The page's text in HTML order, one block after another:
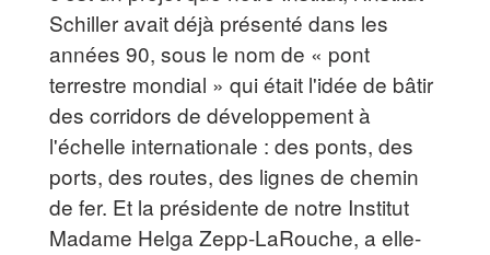
Schiller avait déjà présenté dans les
années 90, sous le nom de « pont
terrestre mondial » qui était l'idée de bâtir
des corridors de développement à
l'échelle internationale : des ponts, des
ports, des routes, des lignes de chemin
de fer. Et la présidente de notre Institut
Madame Helga Zepp-LaRouche, a elle-